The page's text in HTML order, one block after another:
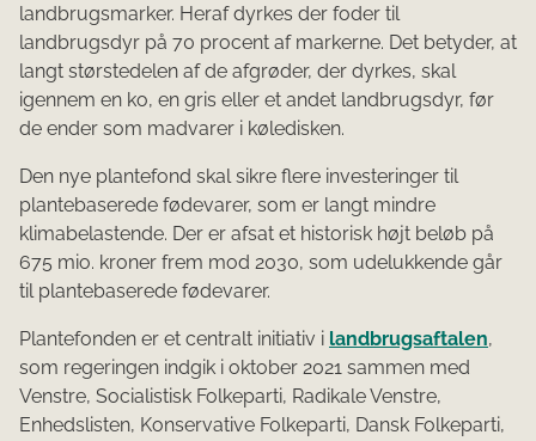
landbrugsmarker. Heraf dyrkes der foder til
landbrugsdyr på 70 procent af markerne. Det betyder, at
langt størstedelen af de afgrøder, der dyrkes, skal
igennem en ko, en gris eller et andet landbrugsdyr, før
de ender som madvarer i køledisken.
Den nye plantefond skal sikre flere investeringer til
plantebaserede fødevarer, som er langt mindre
klimabelastende. Der er afsat et historisk højt beløb på
675 mio. kroner frem mod 2030, som udelukkende går
til plantebaserede fødevarer.
Plantefonden er et centralt initiativ i landbrugsaftalen,
som regeringen indgik i oktober 2021 sammen med
Venstre, Socialistisk Folkeparti, Radikale Venstre,
Enhedslisten, Konservative Folkeparti, Dansk Folkeparti,